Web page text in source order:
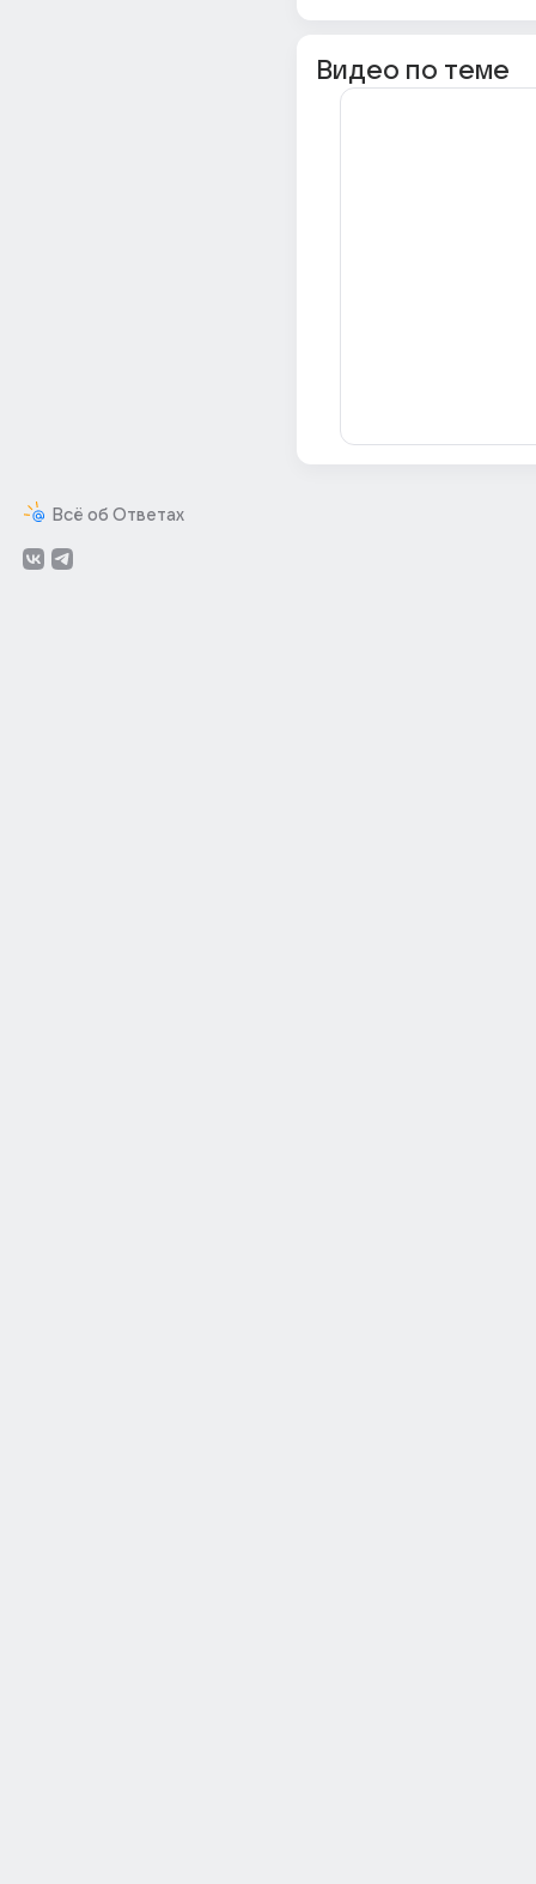
Всё об Ответах
Видео по теме